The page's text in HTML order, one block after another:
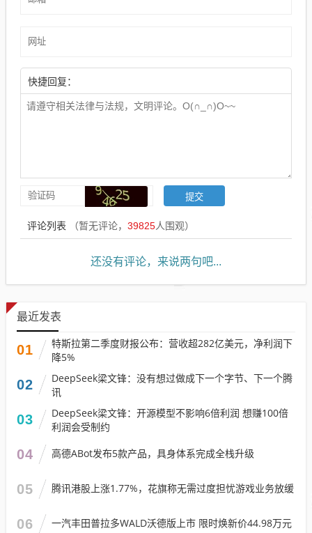
快捷回复：
评论列表 （暂无评论， 39825人围观）
还没有评论，来说两句吧...
最近发表
01
特斯拉第二季度财报公布：营收超282亿美元，净利润下
降5%
02
DeepSeek梁文锋：没有想过做成下一个字节、下一个腾
讯
03
DeepSeek梁文锋：开源模型不影响6倍利润 想赚100倍
利润会受制约
04 高德ABot发布5款产品，具身体系完成全栈升级
05 腾讯港股上涨1.77%，花旗称无需过度担忧游戏业务放缓
06 一汽丰田普拉多WALD沃德版上市 限时焕新价44.98万元